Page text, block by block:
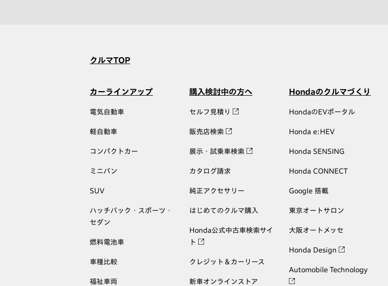
クルマTOP
カーラインアップ
電気自動車
軽自動車
コンパクトカー
ミニバン
SUV
ハッチバック・スポーツ・
セダン
燃料電池車
車種比較
福祉車両
購入検討中の方へ
セルフ見積り
販売店検索
展示・試乗車検索
カタログ請求
純正アクセサリー
はじめてのクルマ購入
Honda公式中古車検索サイ
ト
クレジット＆カーリース
新車オンラインストア
Hondaのクルマづくり
HondaのEVポータル
Honda e:HEV
Honda SENSING
Honda CONNECT
Google 搭載
東京オートサロン
大阪オートメッセ
Honda Design
Automobile Technology